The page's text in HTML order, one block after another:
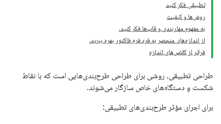
تطبیقی ​​فکر کنید
روش‌ها و کیفیت
به مفهوم مهاربندی و قاب‌ها فکر کنید.
از اندازه‌های منحصر به فرد فرم فاکتور بهره ببرید.
فراتر از کلاس‌های اندازه
طراحی تطبیقی، روشی برای طراحی طرح‌بندی‌هایی است که با نقاط
شکست و دستگاه‌های خاص سازگار می‌شوند.
برای اجرای مؤثر طرح‌بندی‌های تطبیقی: